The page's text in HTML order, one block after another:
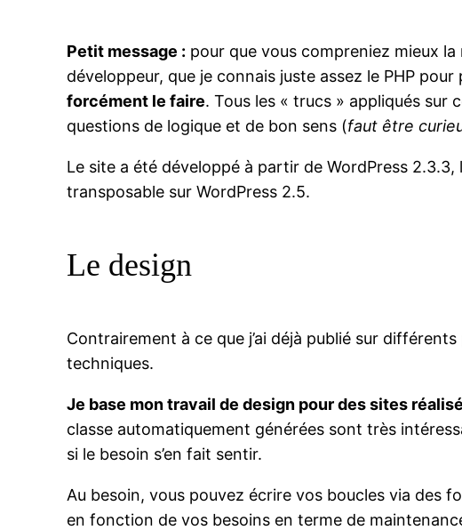
Petit message : pour que vous compreniez mieux
développeur, que je connais juste assez le PHP
forcément le faire. Tous les « trucs » appliqués sur
questions de logique et de bon sens (faut être
Le site a été développé à partir de WordPress
transposable sur WordPress 2.5.
Le design
Contrairement à ce que j’ai déjà publié sur
techniques.
Je base mon travail de design pour des sites
classe automatiquement générées sont très
si le besoin s’en fait sentir.
Au besoin, vous pouvez écrire vos boucles via des
en fonction de vos besoins en terme de